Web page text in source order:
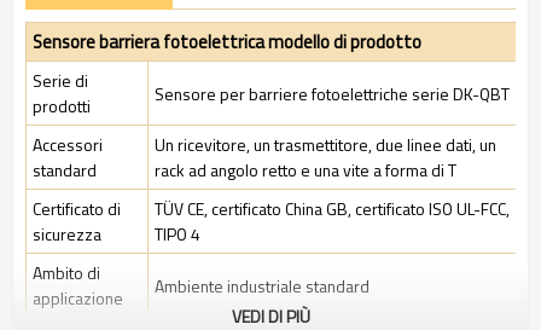
Sensore barriera fotoelettrica modello di prodotto
Serie di
prodotti
Sensore per barriere fotoelettriche serie DK-QBT
Accessori
standard
Un ricevitore, un trasmettitore, due linee dati, un
rack ad angolo retto e una vite a forma di T
Certificato di
sicurezza
TÜV CE, certificato China GB, certificato ISO UL-FCC,
TIPO 4
Ambito di
applicazione
Ambiente industriale standard
VEDI DI PIÙ